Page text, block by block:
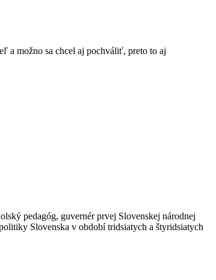
a možno sa chcel aj pochváliť, preto to aj
pedagóg, guvernér prvej Slovenskej národnej
Slovenska v období tridsiatych a štyridsiatych